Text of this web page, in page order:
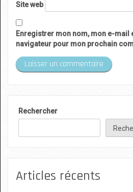
Site web
Enregistrer mon nom, mon e-mail
navigateur pour mon prochain
Rechercher
Articles récents